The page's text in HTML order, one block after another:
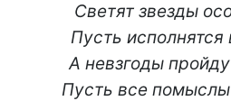
Светят звезды
Пусть
А невзгоды
Пусть все